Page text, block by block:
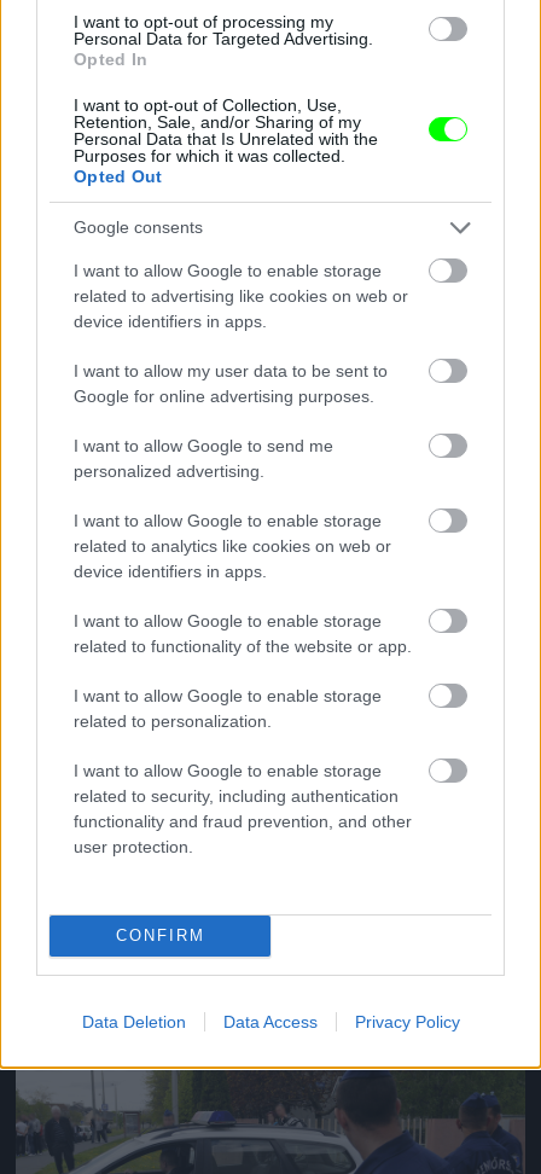
I want to opt-out of processing my
Personal Data for Targeted Advertising.
Opted In
I want to opt-out of Collection, Use,
Retention, Sale, and/or Sharing of my
Personal Data that Is Unrelated with the
Purposes for which it was collected.
Opted Out
Google consents
I want to allow Google to enable storage
related to advertising like cookies on web or
device identifiers in apps.
I want to allow my user data to be sent to
Google for online advertising purposes.
I want to allow Google to send me
personalized advertising.
I want to allow Google to enable storage
related to analytics like cookies on web or
device identifiers in apps.
I want to allow Google to enable storage
related to functionality of the website or app.
I want to allow Google to enable storage
related to personalization.
I want to allow Google to enable storage
related to security, including authentication
functionality and fraud prevention, and other
user protection.
CONFIRM
Data Deletion Data Access Privacy Policy
A tettes, P. Lajos aznap feladta magát.
Fotó: Krizsán Csaba / MTI
Jön még kép!
voltak.
Fotó: Krizsán Csaba / MTI
Jön még kép!